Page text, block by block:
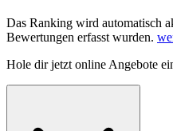
Das Ranking wird automatisch
Bewertungen erfasst wurden.
Hole dirjetzt online Angebote